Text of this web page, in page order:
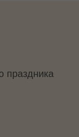
праздника